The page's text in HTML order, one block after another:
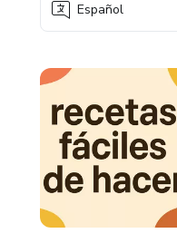
Español